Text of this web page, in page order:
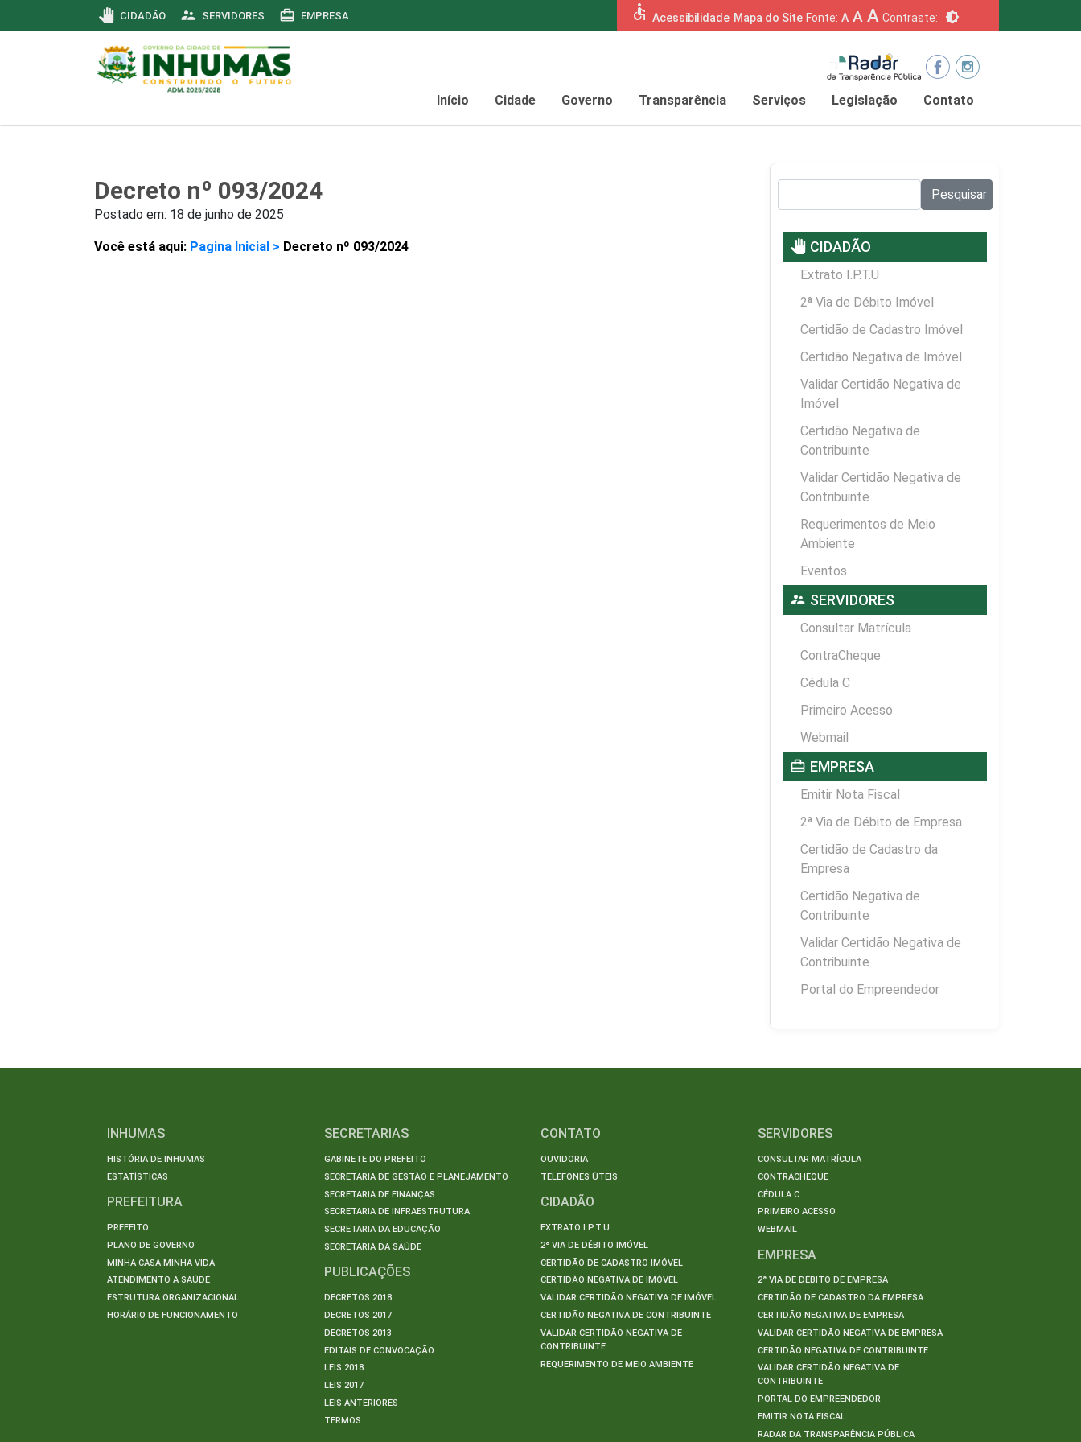
pan_tool CIDADÃO supervisor_account SERVIDORES card_travel EMPRESA accessible Acessibilidade Mapa do Site Fonte: A A A Contraste: brightness_6
Início Cidade Governo Transparência Serviços Legislação Contato
Decreto nº 093/2024
Postado em: 18 de junho de 2025
Você está aqui: Pagina Inicial > Decreto nº 093/2024
Pesquisar
pan_tool CIDADÃO
Extrato I.P.T.U
2ª Via de Débito Imóvel
Certidão de Cadastro Imóvel
Certidão Negativa de Imóvel
Validar Certidão Negativa de
Imóvel
Certidão Negativa de
Contribuinte
Validar Certidão Negativa de
Contribuinte
Requerimentos de Meio
Ambiente
Eventos
supervisor_account SERVIDORES
Consultar Matrícula
ContraCheque
Cédula C
Primeiro Acesso
Webmail
card_travel EMPRESA
Emitir Nota Fiscal
2ª Via de Débito de Empresa
Certidão de Cadastro da
Empresa
Certidão Negativa de
Contribuinte
Validar Certidão Negativa de
Contribuinte
Portal do Empreendedor
INHUMAS
HISTÓRIA DE INHUMAS
ESTATÍSTICAS
PREFEITURA
PREFEITO
PLANO DE GOVERNO
MINHA CASA MINHA VIDA
ATENDIMENTO A SAÚDE
ESTRUTURA ORGANIZACIONAL
HORÁRIO DE FUNCIONAMENTO
SECRETARIAS
GABINETE DO PREFEITO
SECRETARIA DE GESTÃO E PLANEJAMENTO
SECRETARIA DE FINANÇAS
SECRETARIA DE INFRAESTRUTURA
SECRETARIA DA EDUCAÇÃO
SECRETARIA DA SAÚDE
PUBLICAÇÕES
DECRETOS 2018
DECRETOS 2017
DECRETOS 2013
EDITAIS DE CONVOCAÇÃO
LEIS 2018
LEIS 2017
LEIS ANTERIORES
TERMOS
CONTATO
OUVIDORIA
TELEFONES ÚTEIS
CIDADÃO
EXTRATO I.P.T.U
2ª VIA DE DÉBITO IMÓVEL
CERTIDÃO DE CADASTRO IMÓVEL
CERTIDÃO NEGATIVA DE IMÓVEL
VALIDAR CERTIDÃO NEGATIVA DE IMÓVEL
CERTIDÃO NEGATIVA DE CONTRIBUINTE
VALIDAR CERTIDÃO NEGATIVA DE
CONTRIBUINTE
REQUERIMENTO DE MEIO AMBIENTE
SERVIDORES
CONSULTAR MATRÍCULA
CONTRACHEQUE
CÉDULA C
PRIMEIRO ACESSO
WEBMAIL
EMPRESA
2ª VIA DE DÉBITO DE EMPRESA
CERTIDÃO DE CADASTRO DA EMPRESA
CERTIDÃO NEGATIVA DE EMPRESA
VALIDAR CERTIDÃO NEGATIVA DE EMPRESA
CERTIDÃO NEGATIVA DE CONTRIBUINTE
VALIDAR CERTIDÃO NEGATIVA DE
CONTRIBUINTE
PORTAL DO EMPREENDEDOR
EMITIR NOTA FISCAL
RADAR DA TRANSPARÊNCIA PÚBLICA